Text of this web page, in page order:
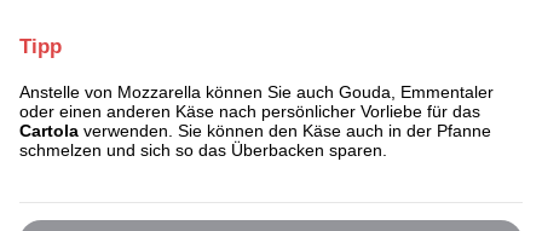
Tipp
Anstelle von Mozzarella können Sie auch Gouda, Emmentaler
oder einen anderen Käse nach persönlicher Vorliebe für das
Cartola verwenden. Sie können den Käse auch in der Pfanne
schmelzen und sich so das Überbacken sparen.